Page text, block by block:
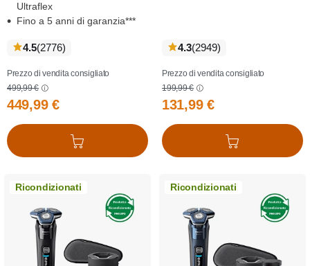
Ultraflex
Fino a 5 anni di garanzia***
4.5(2776recensioni
)
Prezzo di vendita consigliato
499,99 €
449,99 €
Aggiungi al carrello
4.3(2949recensioni
)
Prezzo di vendita consigliato
199,99 €
131,99 €
Aggiungi al carrello
Ricondizionati Ricondizionati